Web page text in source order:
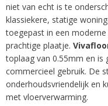
niet van echt is te
klassiekere, statige
toegepast in een
prachtige plaatje.
toplaag van 0.55mm en is
commercieel gebruik. De
onderhoudsvriendelijk en
met vloerverwarming.